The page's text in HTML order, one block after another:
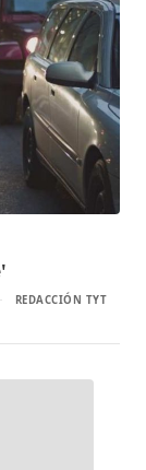
REDACCIÓN TYT